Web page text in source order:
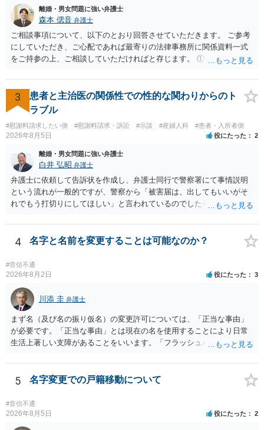
や費用などを踏まえて個別に検討することになります。公正証書の他
の条項において、養育費の終期についてどのように定められている
か、大学進学に関する定めの有無、「教育費」「進学費用」に関する
定めの有無等について確認する必要があると考えられます。
離婚・男女問題に強い弁護士
森本 偲音 弁護士
ご相談事項について、以下のとおり回答させていただきます。 ご参考
にしていただき、ご心配であれば最寄りの法律事務所に関係資料一式
をご持参の上、ご相談していただければと存じます。 ① このLINEの
される可能性はあるのか ⇒LINEを含む１００万円の貸付に至るまでの
やり取り等の経緯、誓約書の内容等を踏まえて、関係を清算するため
の 金銭であったと評価される可能性はあると考えます。 ② 「今後一
切関与しないなら100万円振り込む」というLINEや誓約書は、裁判上
どの程度証拠価値があるのか ⇒前後のやり取りや誓約書の具体的内容
を見ない限り、具体的な判断はできませんが、一定の証拠価値はある
と考えます。 ③ 借用書があっても、後から100万円を貸付扱いに変更
することは認められるのか。 ⇒おそらく１００万円は不当利得（受け
取る正当な権利がないのに利益を取得した）として返還請求されてい
るものかと推察しますので、 貸金返還ではないかと存じます。 ④ 私
は現在、収入も不安定で貯金もなくリボ払い借金が既に約100万あり。
今年に再婚したが主人はお金に厳しい為、一括で220万円を支払う事は
困難 仮に裁判で敗訴した場合でも、分割払いになる可能性はあります
か。 ⇒判決となり敗訴してしまった場合は、強制執行により不動産等
の財産を差し押さえられ、そこから債権回収が図られることになりま
いにより支払うことも十分可能です。 ⑤ このような事情であれば、私
識を前提にすれば、１００万円も含めて返済する必要はないと考えら
れるため、 120万円のみについて交渉を続けることがベターかと存じ
ます。
3
患者と主治医の関係性での性的な関わりからのト
ラブル
#慰謝料請求したい側 #慰謝料請求・訴訟 #示談 #産婦人科 #患者・入所者側
2026年8月5日 役にたった 2
離婚・男女問題に強い弁護士
白井 弘昭 弁護士
弁護士に依頼して告訴状を作成し、弁護士同行で警察署にて事情説明
という流れが一般的ですが、警察から「被害届は、出してもいいがそ
れでもう打切りにしてほしい」と言われているのでしたら、あまり結
検察庁に訴えるのもありかもしれないですが、実際に捜査をするの
は、結局所轄だと思われますので、やはり結論は変わらないかもしれ
ないです。 一度、最寄りの「刑事に強い」とうたっている弁護士に相
談してみてはいかがでしょうか。 以上、ご参考まで。
4 名字と名前を変更することは可能なのか？
#音信不通
2026年8月2日 役にたった 3
川添 圭 弁護士
まず名（及び名の振り仮名）の変更許可については、「正当な事由」
が必要です。「正当な事由」とは現在の名を使用することにより日常
生活上著しい支障があることをいいます。「フラッシュバック」とい
きわめて重要になりますので、医師の診断書の記載が重要です（医学
的裏付けがない場合、もっぱら主観的な主張であるとして変更が許可
されません）。 診断書は単に病名の記載では足りず、その症状の発生
原因となった事実と、当該症状が医学的に裏付けられること、そして
その発生原因及び症状が現在の名を使用していることに関連している
こと、といった説明がなされているのが望ましい（むしろ必要）でし
5 名字変更での戸籍移動について
#音信不通
2026年8月5日 役にたった 2